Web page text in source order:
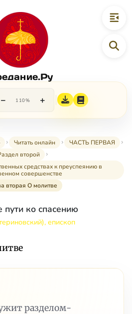
− 110% +
Читать онлайн
ЧАСТЬ ПЕРВАЯ
второй
средствах к преуспеянию в
совершенстве
вторая О молитве
пути ко спасению
епископ
разделом-